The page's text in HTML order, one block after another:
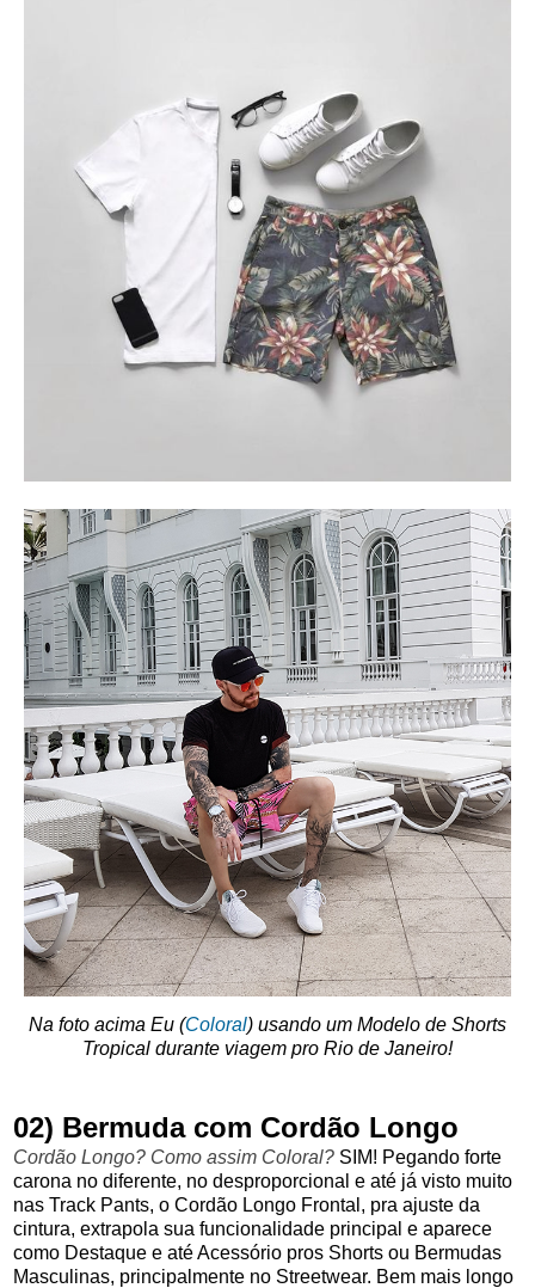
Na foto acima Eu (Coloral) usando um Modelo de Shorts
Tropical durante viagem pro Rio de Janeiro!
02) Bermuda com Cordão Longo
Cordão Longo? Como assim Coloral? SIM! Pegando forte
carona no diferente, no desproporcional e até já visto muito
nas Track Pants, o Cordão Longo Frontal, pra ajuste da
cintura, extrapola sua funcionalidade principal e aparece
como Destaque e até Acessório pros Shorts ou Bermudas
Masculinas, principalmente no Streetwear. Bem mais longo